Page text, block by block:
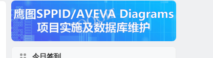
今日签到